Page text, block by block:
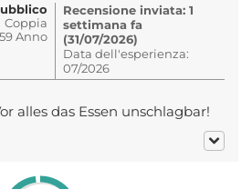
Coppia
Anno
Recensione inviata: 1
settimana fa
(31/07/2026)
Data dell'esperienza:
07/2026
alles das Essen unschlagbar!